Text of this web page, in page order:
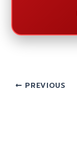
PREVIOUS